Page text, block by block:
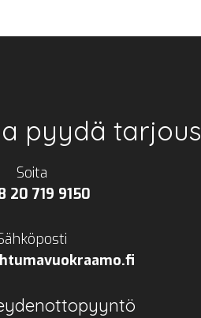
pyydä tarjous
Soita
20 719 9150